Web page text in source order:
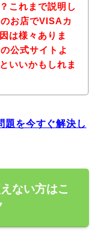
これまで説明し
お店でVISAカ
は様々ありま
公式サイトよ
いいかもしれま
題を今すぐ解決し
ない方はこ